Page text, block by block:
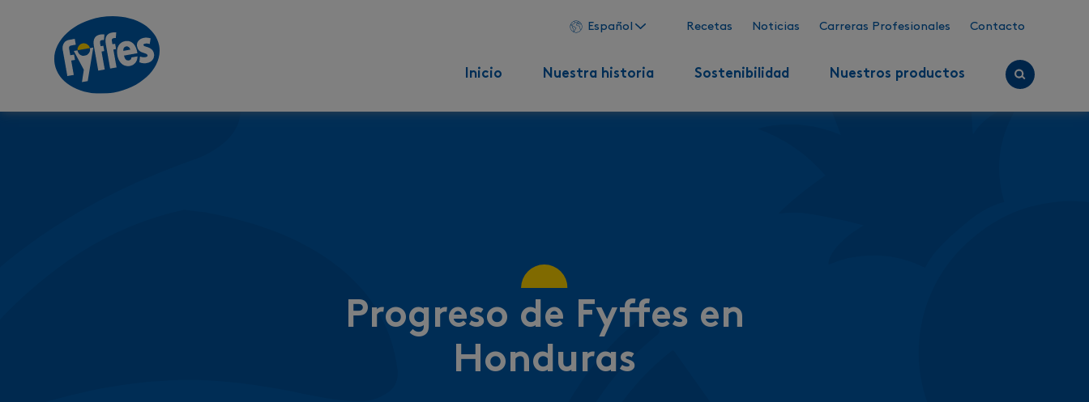
Español Recetas Noticias Carreras Profesionales Contacto
Inicio Nuestra historia Sostenibilidad Nuestros productos
Progreso de Fyffes en
Honduras